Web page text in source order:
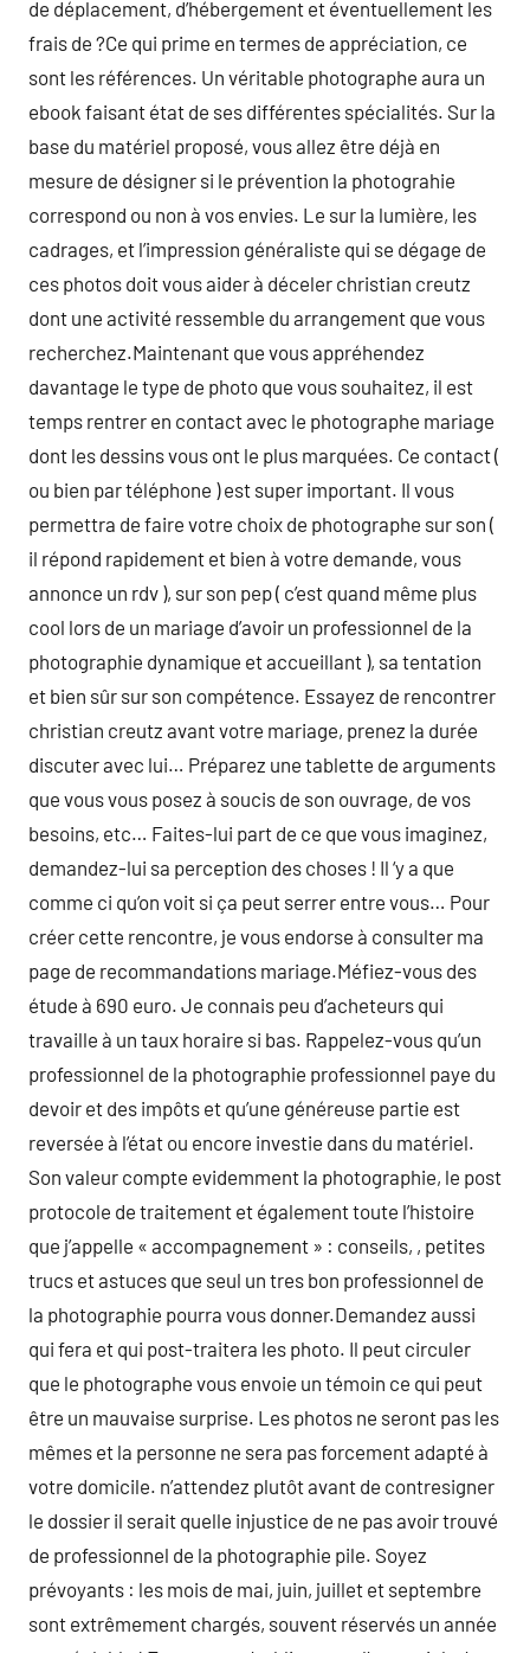
de déplacement, d’hébergement et éventuellement les
frais de ?Ce qui prime en termes de appréciation, ce
sont les références. Un véritable photographe aura un
ebook faisant état de ses différentes spécialités. Sur la
base du matériel proposé, vous allez être déjà en
mesure de désigner si le prévention la photograhie
correspond ou non à vos envies. Le sur la lumière, les
cadrages, et l’impression généraliste qui se dégage de
ces photos doit vous aider à déceler christian creutz
dont une activité ressemble du arrangement que vous
recherchez.Maintenant que vous appréhendez
davantage le type de photo que vous souhaitez, il est
temps rentrer en contact avec le photographe mariage
dont les dessins vous ont le plus marquées. Ce contact (
ou bien par téléphone ) est super important. Il vous
permettra de faire votre choix de photographe sur son (
il répond rapidement et bien à votre demande, vous
annonce un rdv ), sur son pep ( c’est quand même plus
cool lors de un mariage d’avoir un professionnel de la
photographie dynamique et accueillant ), sa tentation
et bien sûr sur son compétence. Essayez de rencontrer
christian creutz avant votre mariage, prenez la durée
discuter avec lui… Préparez une tablette de arguments
que vous vous posez à soucis de son ouvrage, de vos
besoins, etc… Faites-lui part de ce que vous imaginez,
demandez-lui sa perception des choses ! Il ‘y a que
comme ci qu’on voit si ça peut serrer entre vous… Pour
créer cette rencontre, je vous endorse à consulter ma
page de recommandations mariage.Méfiez-vous des
étude à 690 euro. Je connais peu d’acheteurs qui
travaille à un taux horaire si bas. Rappelez-vous qu’un
professionnel de la photographie professionnel paye du
devoir et des impôts et qu’une généreuse partie est
reversée à l’état ou encore investie dans du matériel.
Son valeur compte evidemment la photographie, le post
protocole de traitement et également toute l’histoire
que j’appelle « accompagnement » : conseils, , petites
trucs et astuces que seul un tres bon professionnel de
la photographie pourra vous donner.Demandez aussi
qui fera et qui post-traitera les photo. Il peut circuler
que le photographe vous envoie un témoin ce qui peut
être un mauvaise surprise. Les photos ne seront pas les
mêmes et la personne ne sera pas forcement adapté à
votre domicile. n’attendez plutôt avant de contresigner
le dossier il serait quelle injustice de ne pas avoir trouvé
de professionnel de la photographie pile. Soyez
prévoyants : les mois de mai, juin, juillet et septembre
sont extrêmement chargés, souvent réservés un année